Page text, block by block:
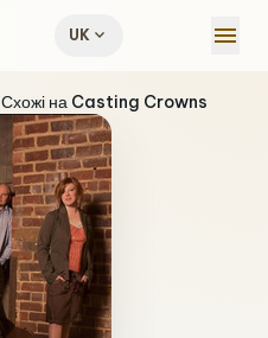
UKexpand_more menu
Схожі на Casting Crowns